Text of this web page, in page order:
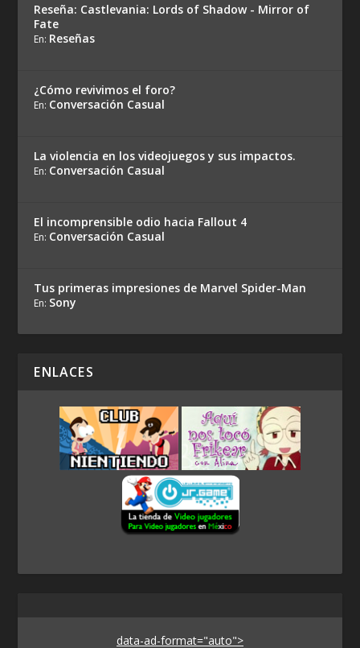
Reseña: Castlevania: Lords of Shadow - Mirror of
Fate
En: Reseñas
¿Cómo revivimos el foro?
En: Conversación Casual
La violencia en los videojuegos y sus impactos.
En: Conversación Casual
El incomprensible odio hacia Fallout 4
En: Conversación Casual
Tus primeras impresiones de Marvel Spider-Man
En: Sony
ENLACES
data-ad-format="auto">